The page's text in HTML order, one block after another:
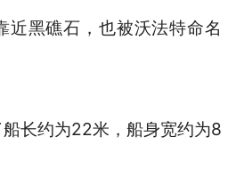
近黑礁石，也被沃法特命名
长约为22米，船身宽约为8